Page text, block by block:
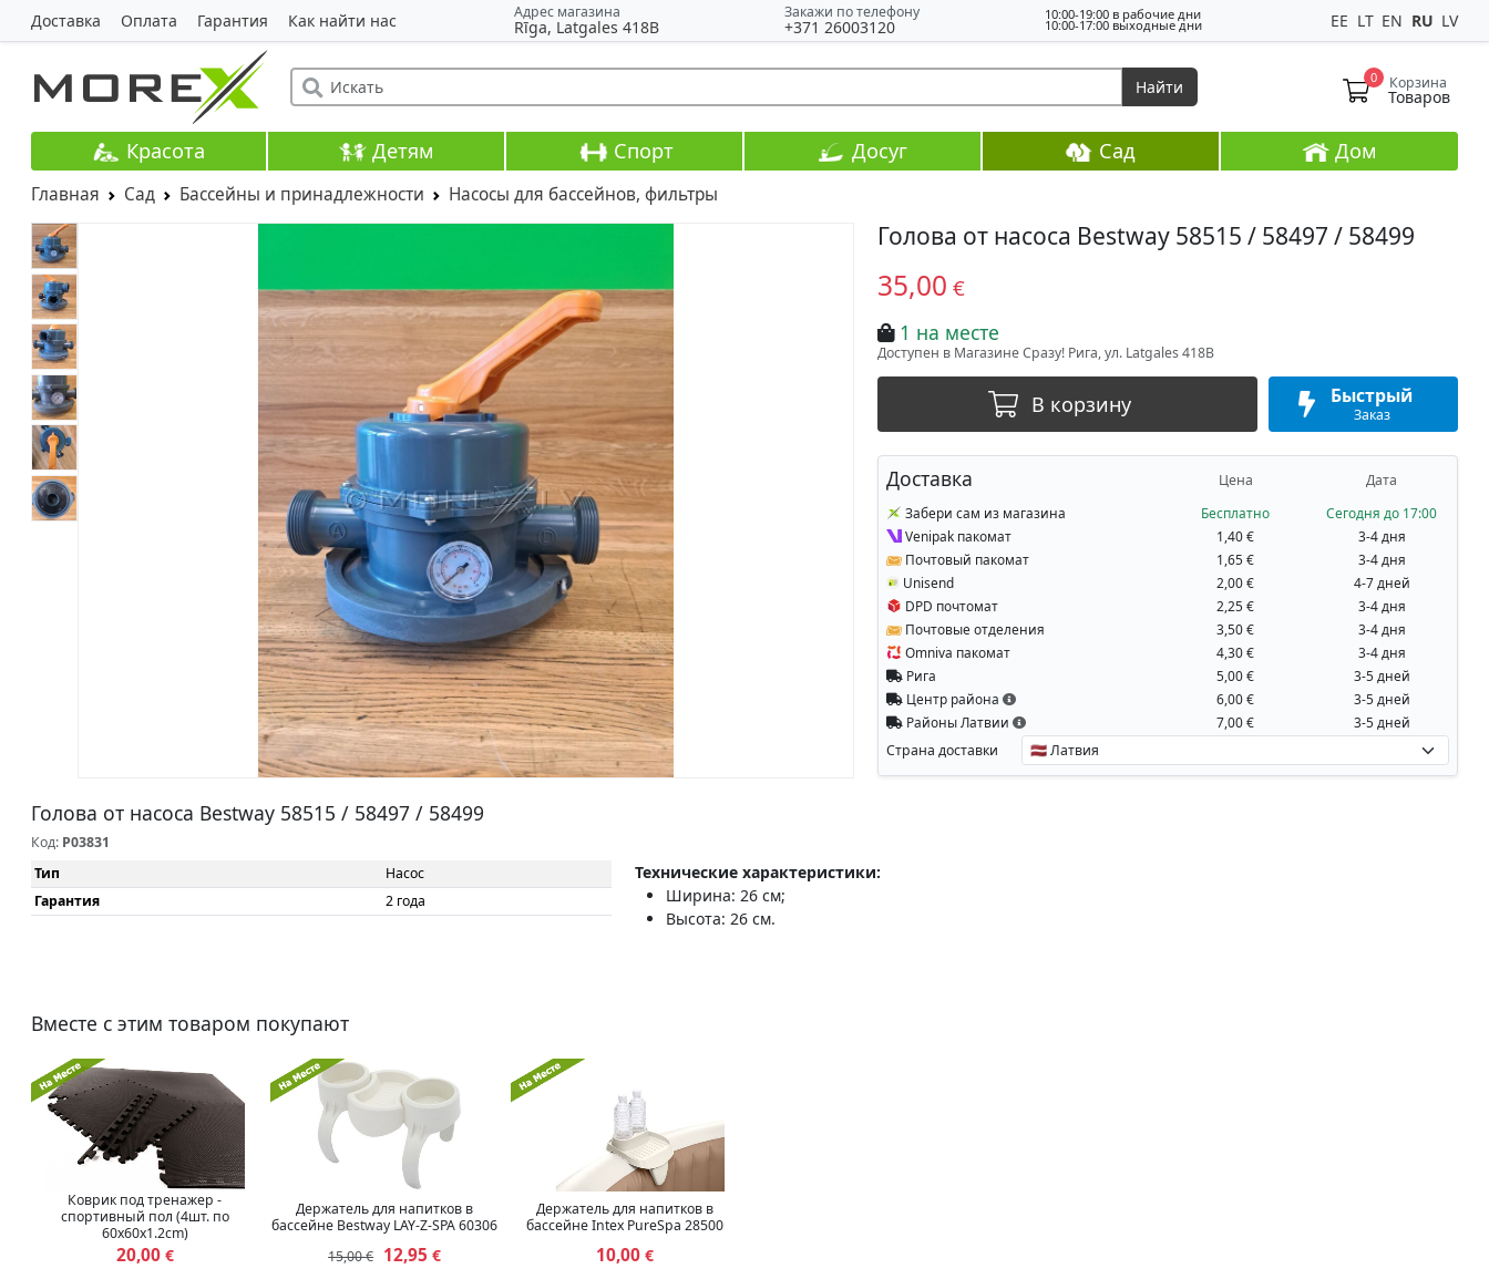
Доставка Оплата Гарантия Как найти нас Адрес магазина
Rīga, Latgales 418B
Закажи по телефону
+371 26003120
10:00-19:00 в рабочие дни
10:00-17:00 выходные дни EE LT EN RU LV
0 Корзина
Товаров
Найти
Красота Детям Спорт Досуг Сад Дом
Главная Сад Бассейны и принадлежности Насосы для бассейнов, фильтры
Голова от насоса Bestway 58515 / 58497 / 58499
35,00 €
1 на месте
Доступен в Магазине Сразу! Рига, ул. Latgales 418B
В корзину Быстрый
Заказ
Доставка Цена Дата
Забери сам из магазина Бесплатно
Сегодня до 17:00
Venipak пакомат
1,40 €
3-4 дня
Почтовый пакомат
1,65 €
3-4 дня
Unisend
2,00 €
4-7 дней
DPD почтомат
2,25 €
3-4 дня
Почтовые отделения
3,50 €
3-4 дня
Omniva пакомат
4,30 €
3-4 дня
Рига
5,00 €
3-5 дней
Центр района
6,00 €
3-5 дней
Районы Латвии
7,00 € 3-5 дней
Страна доставки
Голова от насоса Bestway 58515 / 58497 / 58499
Код: P03831
Тип
Насос
Гарантия
2 года
Технические характеристики:
Ширина: 26 см;
Высота: 26 см.
Вместе с этим товаром покупают
Коврик под тренажер -
спортивный пол (4шт. по
60x60x1.2cm)
20,00€
Держатель для напитков в
бассейне Bestway LAY-Z-SPA 60306
15,00 € 12,95 €
Держатель для напитков в
бассейне Intex PureSpa 28500
10,00€